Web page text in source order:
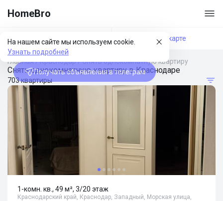
HomeBro
На нашем сайте мы используем cookie.
Узнать подробней
Получать объявления в телеграм
Фильтры На карте
Главная/Краснодар/Снять однокомнатную квартиру
Снять однокомнатную квартиру в Краснодаре
703 квартиры
1-комн. кв., 49 м², 3/20 этаж
Краснодарский край, Краснодар, Западный, Морская улица,